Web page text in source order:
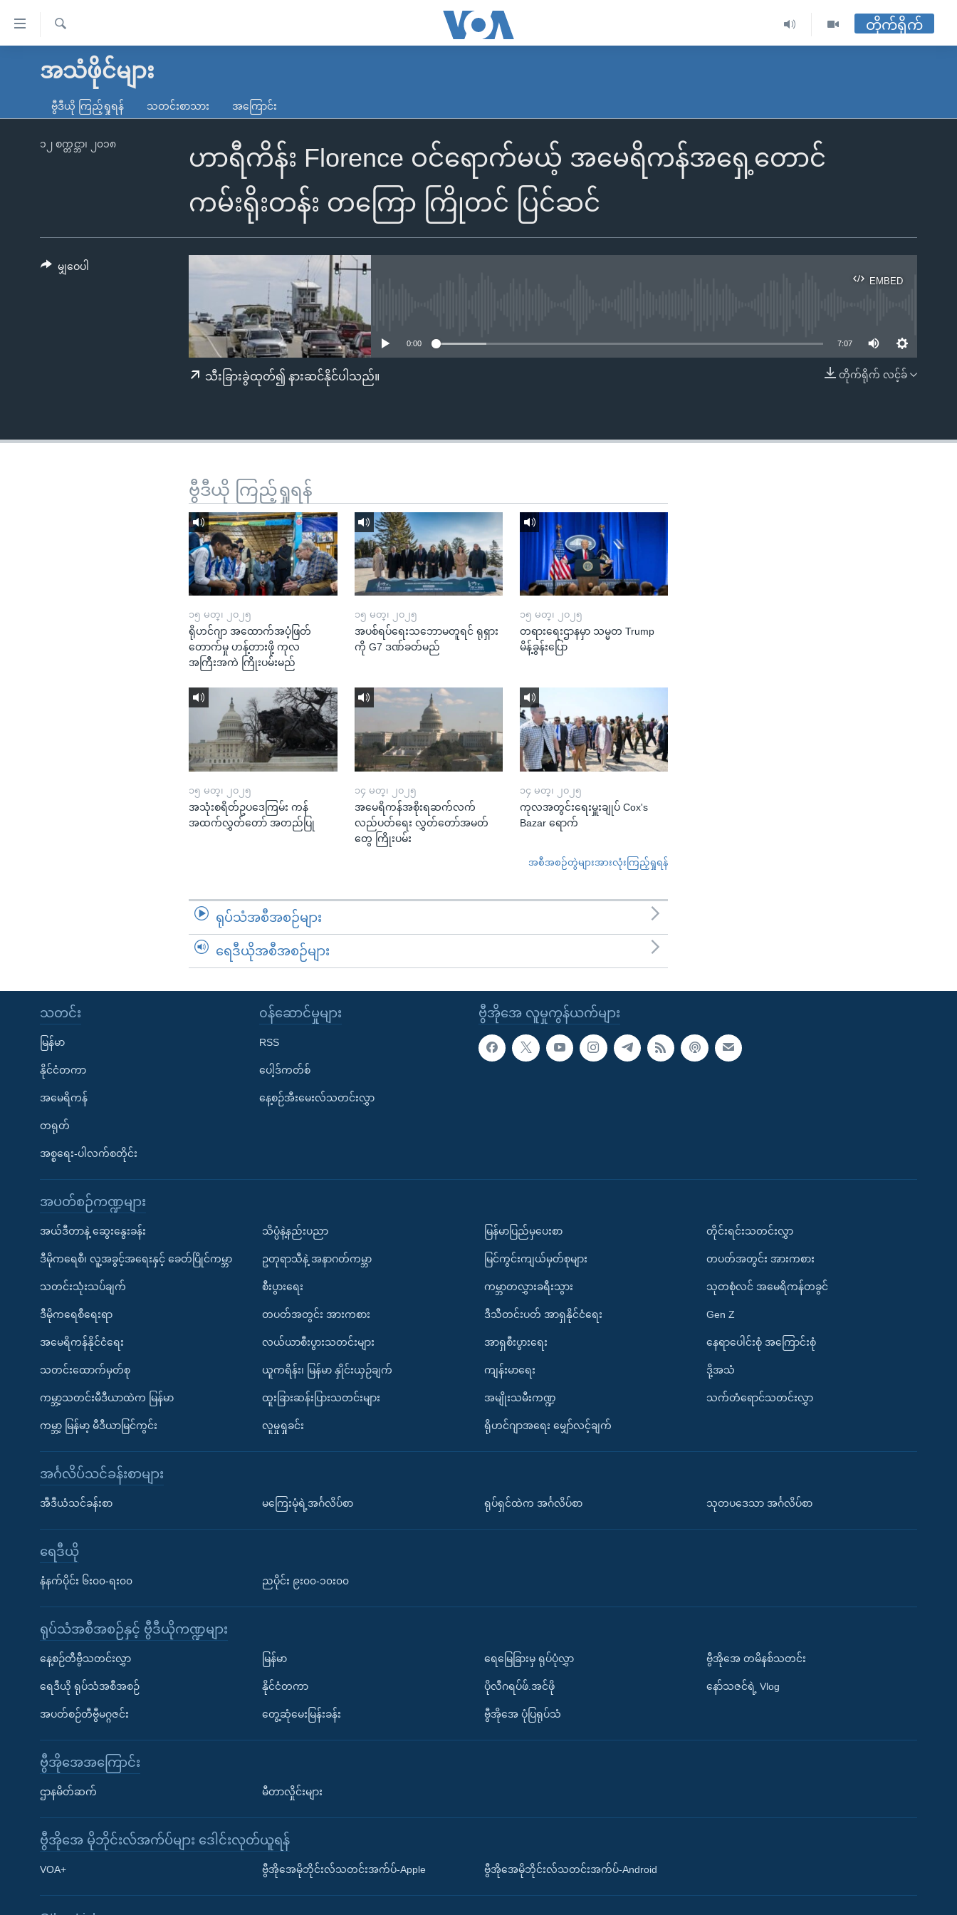
လွယ်ကူ
သည့်
ရန်
မူလစာမျက်နှာ
ကမ္ဘာ့သတင်းများ
နိုင်ငံတကာ
မကြေးမုံရဲ့ အင်္ဂလိပ်စာ
ရေဒီယို
ရေဒီယိုနှင့်ရုပ်သံ အချက်အလက်များ
Learning English
ရ
တိုက်ရိုက်
အသံဖိုင်များ
ဗွီဒီယို ကြည့်ရှုရန် သတင်းစာသား အကြောင်း
ဟာရီကိန်း Florence ဝင်ရောက်မယ့် အမေရိကန်အရှေ့တောင်
ကမ်းရိုးတန်း တကြော ကြိုတင် ပြင်ဆင်
၁၂ စက္တင္ဘာ၊ ၂၀၁၈
EMBED
EMBED
0:00 7:07
တိုက်ရိုက် လင့်ခ်
သီးခြားခွဲထုတ်၍ နားဆင်နိုင်ပါသည်။
မျှဝေပါ
ဗွီဒီယို ကြည့်ရှုရန်
၁၅ မတ္၊ ၂၀၂၅
ရိုဟင်ဂျာ အထောက်အပံ့ဖြတ်
တောက်မှု ဟန့်တားဖို့ ကုလ
အကြီးအကဲ ကြိုးပမ်းမည်
၁၅ မတ္၊ ၂၀၂၅
အပစ်ရပ်ရေးသဘောမတူရင် ရုရှား
ကို G7 ဒဏ်ခတ်မည်
၁၅ မတ္၊ ၂၀၂၅
တရားရေးဌာနမှာ သမ္မတ Trump
မိန့်ခွန်းပြော
၁၅ မတ္၊ ၂၀၂၅
အသုံးစရိတ်ဥပဒေကြမ်း ကန်
အထက်လွှတ်တော် အတည်ပြု
၁၄ မတ္၊ ၂၀၂၅
အမေရိကန်အစိုးရဆက်လက်
လည်ပတ်ရေး လွှတ်တော်အမတ်
တွေ ကြိုးပမ်း
၁၄ မတ္၊ ၂၀၂၅
ကုလအတွင်းရေးမှူးချုပ် Cox's
Bazar ရောက်
အစီအစဉ်တွဲများအားလုံးကြည့်ရှုရန်
ရုပ်သံအစီအစဉ်များ
ရေဒီယိုအစီအစဉ်များ
ဗွီအိုအေ လူမှုကွန်ယက်များ
သတင်း
မြန်မာ
နိုင်ငံတကာ
အမေရိကန်
တရုတ်
အစ္စရေး-ပါလက်စတိုင်း
၀န်ဆောင်မှုများ
RSS
ပေါ့ဒ်ကတ်စ်
နေ့စဉ်အီးမေးလ်သတင်းလွှာ
အပတ်စဉ်ကဏ္ဍများ
အယ်ဒီတာနဲ့ ဆွေးနွေးခန်း
ဒီမိုကရေစီ၊ လူ့အခွင့်အရေးနှင့် ခေတ်ပြိုင်ကမ္ဘာ
သတင်းသုံးသပ်ချက်
ဒီမိုကရေစီရေးရာ
အမေရိကန်နိုင်ငံရေး
သတင်းထောက်မှတ်စု
ကမ္ဘာ့သတင်းမီဒီယာထဲက မြန်မာ
ကမ္ဘာ့ မြန်မာ့ မီဒီယာမြင်ကွင်း
သိပ္ပံနဲ့နည်းပညာ
ဥတုရာသီနဲ့ အနာဂတ်ကမ္ဘာ
စီးပွားရေး
တပတ်အတွင်း အားကစား
လယ်ယာစီးပွားသတင်းများ
ယူကရိန်း၊ မြန်မာ နှိုင်းယှဉ်ချက်
ထူးခြားဆန်းပြားသတင်းများ
လူမှုရှုခင်း
မြန်မာပြည်မှပေးစာ
မြင်ကွင်းကျယ်မှတ်စုများ
ကမ္ဘာတလွှားခရီးသွား
ဒီသီတင်းပတ် အာရှနိုင်ငံရေး
အာရှစီးပွားရေး
ကျန်းမာရေး
အမျိုးသမီးကဏ္ဍ
ရိုဟင်ဂျာအရေး မျှော်လင့်ချက်
တိုင်းရင်းသတင်းလွှာ
တပတ်အတွင်း အားကစား
သုတစုံလင် အမေရိကန်တခွင်
Gen Z
နေရာပေါင်းစုံ အကြောင်းစုံ
ဒို့အသံ
သက်တံရောင်သတင်းလွှာ
အင်္ဂလိပ်သင်ခန်းစာများ
အီဒီယံသင်ခန်းစာ မကြေးမုံရဲ့အင်္ဂလိပ်စာ ရုပ်ရှင်ထဲက အင်္ဂလိပ်စာ သုတပဒေသာ အင်္ဂလိပ်စာ
ရေဒီယို
နံနက်ပိုင်း ၆း၀၀-ရး၀၀ ညပိုင်း ၉း၀၀-၁၀း၀၀
ရုပ်သံအစီအစဉ်နှင့် ဗွီဒီယိုကဏ္ဍများ
နေ့စဉ်တီဗွီသတင်းလွှာ
ရေဒီယို ရုပ်သံအစီအစဉ်
အပတ်စဉ်တီဗွီမဂ္ဂဇင်း
မြန်မာ
နိုင်ငံတကာ
တွေ့ဆုံမေးမြန်းခန်း
ရေမြေခြားမှ ရုပ်ပုံလွှာ
ပိုလီဂရပ်ဖ်.အင်ဖို
ဗွီအိုအေ ပုံပြရုပ်သံ
ဗွီအိုအေ တမိနစ်သတင်း
နော်သဇင်ရဲ့ Vlog
ဗွီအိုအေအကြောင်း
ဌာနမိတ်ဆက် မီတာလှိုင်းများ
ဗွီအိုအေ မိုဘိုင်းလ်အက်ပ်များ ဒေါင်းလုတ်ယူရန်
VOA+ ဗွီအိုအေမိုဘိုင်းလ်သတင်းအက်ပ်-Apple ဗွီအိုအေမိုဘိုင်းလ်သတင်းအက်ပ်-Android